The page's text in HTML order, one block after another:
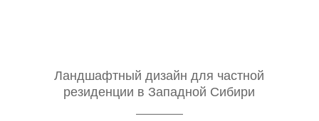
Ландшафтный дизайн для частной
резиденции в Западной Сибири